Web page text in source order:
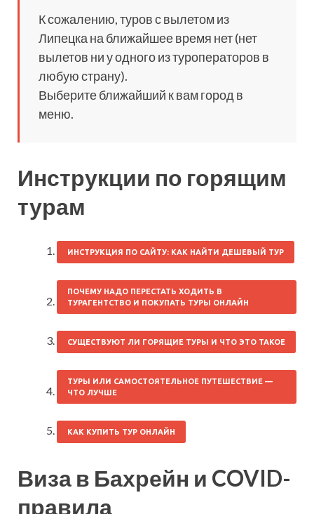
К сожалению, туров с вылетом из
Липецка на ближайшее время нет (нет
вылетов ни у одного из туроператоров в
любую страну).
Выберите ближайший к вам город в
меню.
Инструкции по горящим
турам
ИНСТРУКЦИЯ ПО САЙТУ: КАК НАЙТИ ДЕШЕВЫЙ ТУР
ПОЧЕМУ НАДО ПЕРЕСТАТЬ ХОДИТЬ В
ТУРАГЕНТСТВО И ПОКУПАТЬ ТУРЫ ОНЛАЙН
СУЩЕСТВУЮТ ЛИ ГОРЯЩИЕ ТУРЫ И ЧТО ЭТО ТАКОЕ
ТУРЫ ИЛИ САМОСТОЯТЕЛЬНОЕ ПУТЕШЕСТВИЕ —
ЧТО ЛУЧШЕ
КАК КУПИТЬ ТУР ОНЛАЙН
Виза в Бахрейн и COVID-
правила